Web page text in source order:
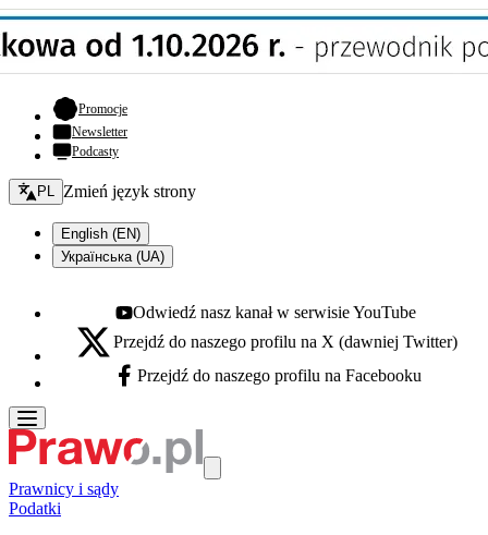
Promocje- otwiera się w nowej karcie
Newsletter
Podcasty
Zmień język - bieżący:
PL Zmień język strony
English (EN)
Українська (UA)
Youtube - otwiera się w nowej karcie
Odwiedź nasz kanał w serwisie YouTube
X - otwiera się w nowej karcie
Przejdź do naszego profilu na X (dawniej Twitter)
Facebook - otwiera się w nowej karcie
Przejdź do naszego profilu na Facebooku
Prawnicy i sądy
Podatki